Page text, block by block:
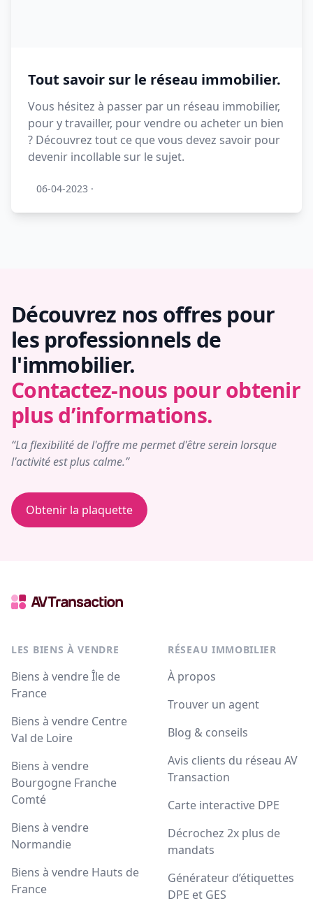
Tout savoir sur le réseau immobilier.
Vous hésitez à passer par un réseau immobilier,
pour y travailler, pour vendre ou acheter un bien
? Découvrez tout ce que vous devez savoir pour
devenir incollable sur le sujet.
06-04-2023 ·
Découvrez nos offres pour
les professionnels de
l'immobilier.
Contactez-nous pour obtenir
plus d’informations.
“La flexibilité de l'offre me permet d'être serein lorsque
l'activité est plus calme.”
Obtenir la plaquette
LES BIENS À VENDRE
Biens à vendre Île de
France
Biens à vendre Centre
Val de Loire
Biens à vendre
Bourgogne Franche
Comté
Biens à vendre
Normandie
Biens à vendre Hauts de
France
RÉSEAU IMMOBILIER
À propos
Trouver un agent
Blog & conseils
Avis clients du réseau AV
Transaction
Carte interactive DPE
Décrochez 2x plus de
mandats
Générateur d’étiquettes
DPE et GES